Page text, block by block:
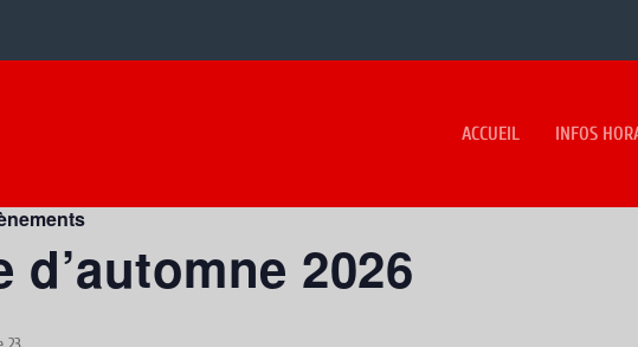
ACCUEIL INFOS
d’automne 2026